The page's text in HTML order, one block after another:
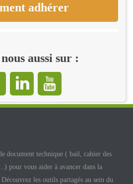
adhérer
aussi sur :
document technique ( bail, cahier des
pour vous aider à avancer dans la
les outils partagés au sein du